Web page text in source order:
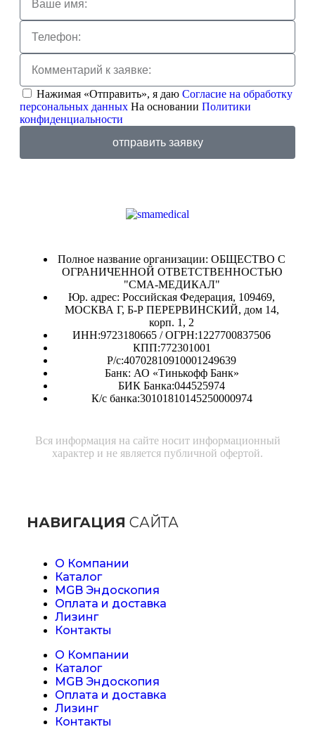
Нажимая «Отправить», я даю Согласие на обработку
персональных данных На основании Политики
конфиденциальности
отправить заявку
Полное название организации: ОБЩЕСТВО С
ОГРАНИЧЕННОЙ ОТВЕТСТВЕННОСТЬЮ
"СМА-МЕДИКАЛ"
Юр. адрес: Российская Федерация, 109469,
МОСКВА Г, Б-Р ПЕРЕРВИНСКИЙ, дом 14,
корп. 1, 2
ИНН:9723180665 / ОГРН:1227700837506
КПП:772301001
Р/с:40702810910001249639
Банк: АО «Тинькофф Банк»
БИК Банка:044525974
К/с банка:30101810145250000974
Вся информация на сайте носит информационный
характер и не является публичной офертой.
НАВИГАЦИЯ САЙТА
О Компании
Каталог
MGB Эндоскопия
Оплата и доставка
Лизинг
Контакты
О Компании
Каталог
MGB Эндоскопия
Оплата и доставка
Лизинг
Контакты